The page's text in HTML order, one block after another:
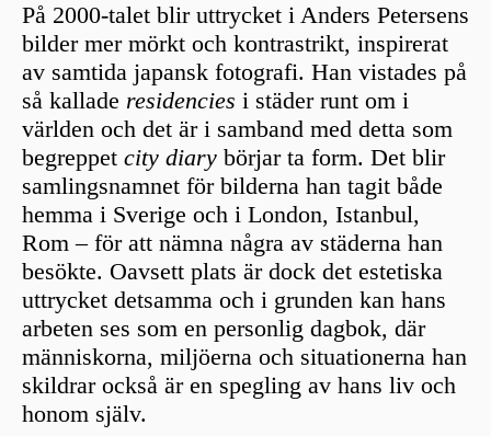
På 2000-talet blir uttrycket i Anders Petersens
bilder mer mörkt och kontrastrikt, inspirerat
av samtida japansk fotografi. Han vistades på
så kallade residencies i städer runt om i
världen och det är i samband med detta som
begreppet city diary börjar ta form. Det blir
samlingsnamnet för bilderna han tagit både
hemma i Sverige och i London, Istanbul,
Rom – för att nämna några av städerna han
besökte. Oavsett plats är dock det estetiska
uttrycket detsamma och i grunden kan hans
arbeten ses som en personlig dagbok, där
människorna, miljöerna och situationerna han
skildrar också är en spegling av hans liv och
honom själv.